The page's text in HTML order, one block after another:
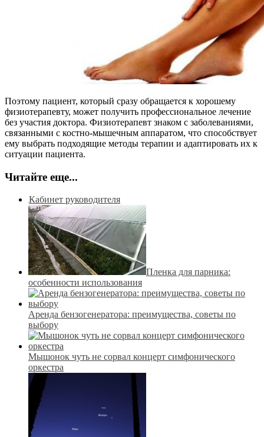
Поэтому пациент, который сразу обращается к хорошему
физиотерапевту, может получить профессиональное лечение
без участия доктора. Физиотерапевт знаком с заболеваниями,
связанными с костно-мышечным аппаратом, что способствует
ему выбрать подходящие методы терапии и адаптировать их к
ситуации пациента.
Читайте еще...
Кабинет руководителя
Пленка для парника:
особенности использования
Аренда бензогенератора: преимущества, советы по
выбору
Мышонок чуть не сорвал концерт симфонического
оркестра